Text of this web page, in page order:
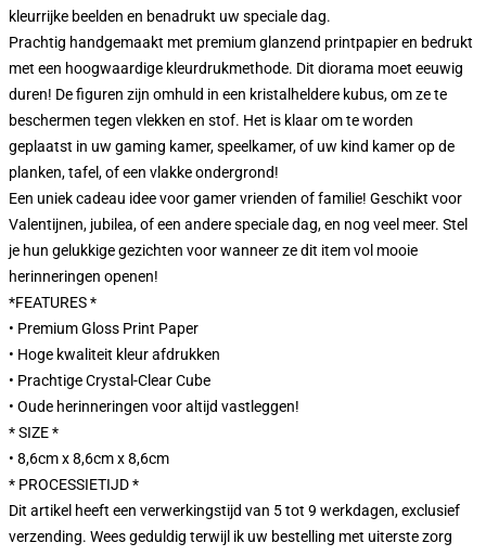
kleurrijke beelden en benadrukt uw speciale dag.
Prachtig handgemaakt met premium glanzend printpapier en bedrukt
met een hoogwaardige kleurdrukmethode. Dit diorama moet eeuwig
duren! De figuren zijn omhuld in een kristalheldere kubus, om ze te
beschermen tegen vlekken en stof. Het is klaar om te worden
geplaatst in uw gaming kamer, speelkamer, of uw kind kamer op de
planken, tafel, of een vlakke ondergrond!
Een uniek cadeau idee voor gamer vrienden of familie! Geschikt voor
Valentijnen, jubilea, of een andere speciale dag, en nog veel meer. Stel
je hun gelukkige gezichten voor wanneer ze dit item vol mooie
herinneringen openen!
*FEATURES *
• Premium Gloss Print Paper
• Hoge kwaliteit kleur afdrukken
• Prachtige Crystal-Clear Cube
• Oude herinneringen voor altijd vastleggen!
* SIZE *
• 8,6cm x 8,6cm x 8,6cm
* PROCESSIETIJD *
Dit artikel heeft een verwerkingstijd van 5 tot 9 werkdagen, exclusief
verzending. Wees geduldig terwijl ik uw bestelling met uiterste zorg